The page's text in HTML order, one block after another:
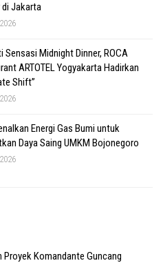
di Jakarta
Sensasi Midnight Dinner, ROCA
ARTOTEL Yogyakarta Hadirkan
Shift”
Energi Gas Bumi untuk
Daya Saing UMKM Bojonegoro
Proyek Komandante Guncang